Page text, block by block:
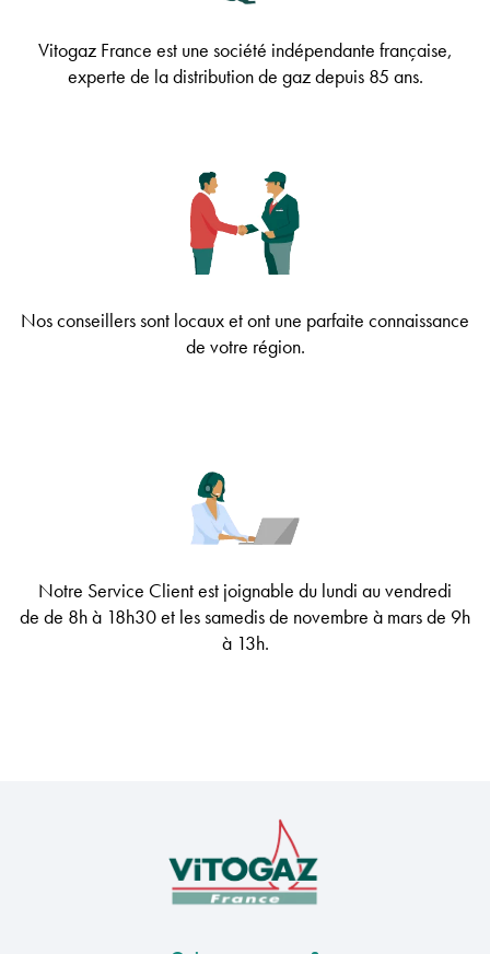
Vitogaz France est une société indépendante française,
experte de la distribution de gaz depuis 85 ans.
Nos conseillers sont locaux et ont une parfaite connaissance
de votre région.
Notre Service Client est joignable du lundi au vendredi
de de 8h à 18h30et les samedis de novembre à mars de 9h
à 13h.